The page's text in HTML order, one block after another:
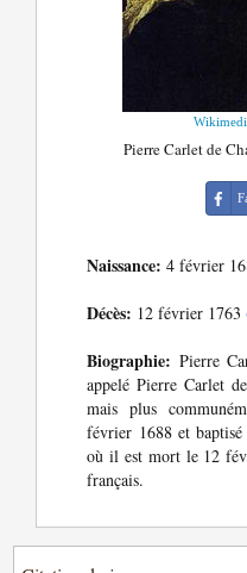
Pierre Carlet de
Naissance: 4 février
Décès: 12 février 1763
Biographie: Pierre
appelé Pierre Carlet
mais plus
février 1688 et
où il est mort le 12
français.